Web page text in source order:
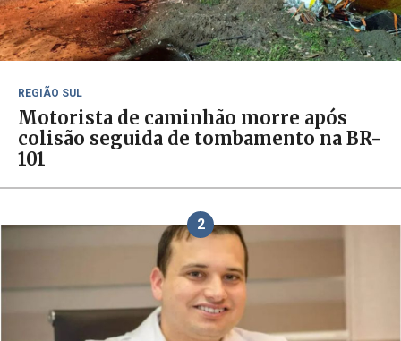
REGIÃO SUL
Motorista de caminhão morre após
colisão seguida de tombamento na BR-
101
2